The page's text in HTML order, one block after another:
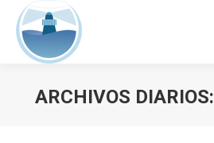
ARCHIVOS DIARIOS: